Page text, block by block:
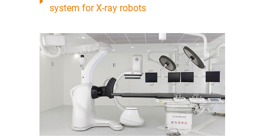
system for X-ray robots